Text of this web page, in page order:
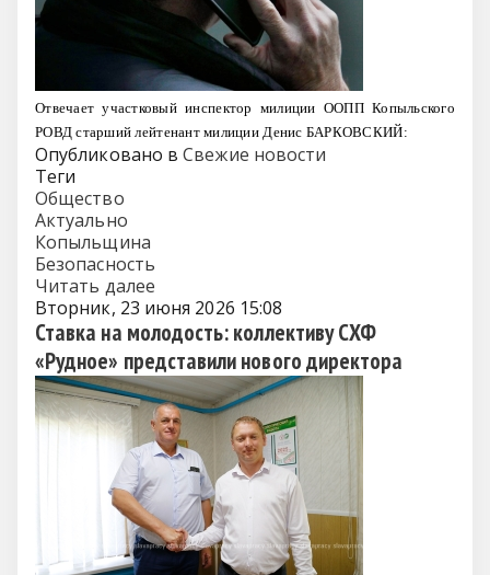
Отвечает участковый инспектор милиции ООПП Копыльского
РОВД старший лейтенант милиции Денис БАРКОВСКИЙ:
Опубликовано в Свежие новости
Теги
Общество
Актуально
Копыльщина
Безопасность
Читать далее
Вторник, 23 июня 2026 15:08
Ставка на молодость: коллективу СХФ
«Рудное» представили нового директора